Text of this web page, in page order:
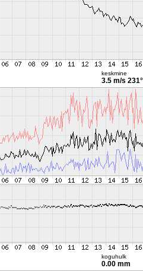
keskmine
3.5 m/s 231°
koguhulk
0.00 mm